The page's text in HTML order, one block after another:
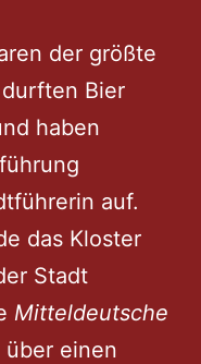
der größte
Bier
haben
auf.
das Kloster
Stadt
Mitteldeutsche
über einen